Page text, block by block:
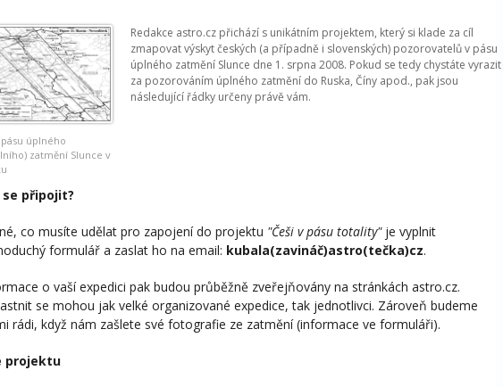
pásu úplného
zatmění Slunce v
Redakce astro.cz přichází s unikátním projektem, který si klade za cíl
zmapovat výskyt českých (a případně i slovenských) pozorovatelů v pásu
úplného zatmění Slunce dne 1. srpna 2008. Pokud se tedy chystáte vyrazit
za pozorováním úplného zatmění do Ruska, Číny apod., pak jsou
následující řádky určeny právě vám.
se připojit?
co musíte udělat pro zapojení do projektu "Češi v pásu totality"je vyplnit
formulář a zaslat ho na email: kubala(zavináč)astro(tečka)cz.
o vaší expedici pak budou průběžně zveřejňovány na stránkách astro.cz.
se mohou jak velké organizované expedice, tak jednotlivci. Zároveň budeme
rádi, když nám zašlete své fotografie ze zatmění (informace ve formuláři).
projektu